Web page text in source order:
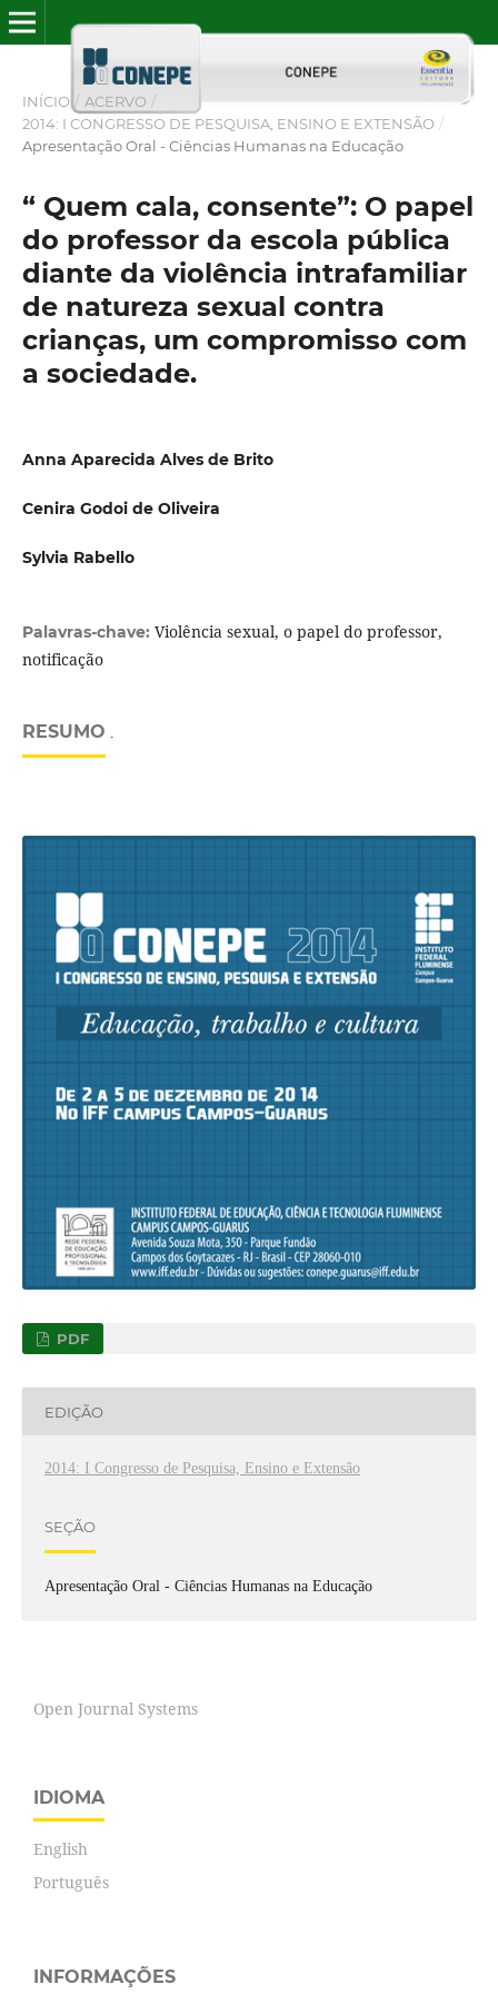
INÍCIO / ACERVO /
2014: I CONGRESSO DE PESQUISA, ENSINO E EXTENSÃO /
Apresentação Oral - Ciências Humanas na Educação
“ Quem cala, consente”: O papel
do professor da escola pública
diante da violência intrafamiliar
de natureza sexual contra
crianças, um compromisso com
a sociedade.
Anna Aparecida Alves de Brito
Cenira Godoi de Oliveira
Sylvia Rabello
Palavras-chave: Violência sexual, o papel do professor,
notificação
RESUMO .
PDF
EDIÇÃO
2014: I Congresso de Pesquisa, Ensino e Extensão
SEÇÃO
Apresentação Oral - Ciências Humanas na Educação
Open Journal Systems
IDIOMA
English
Português
INFORMAÇÕES